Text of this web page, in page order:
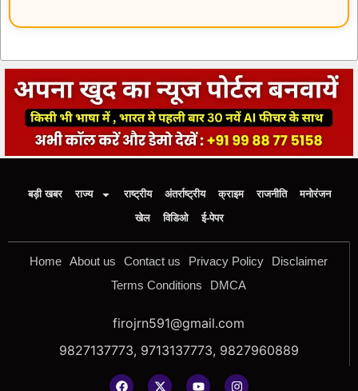
बड़ी खबर राज्य राष्ट्रीय अंतर्राष्ट्रीय क्राइम राजनीति
मनोरंजन
खेल
विडिओ ई-पेपर
Home About us Contact us Privacy Policy
Disclaimer
Terms Conditions
DMCA
firojrn591@gmail.com
9827137773, 9713137773, 9827960889